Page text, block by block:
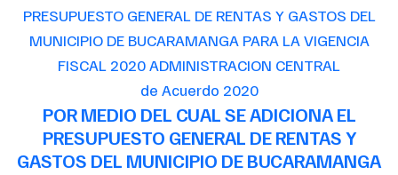
de Acuerdo 2020
POR MEDIO DEL CUAL SE ADICIONA EL
PRESUPUESTO GENERAL DE RENTAS Y
GASTOS DEL MUNICIPIO DE BUCARAMANGA